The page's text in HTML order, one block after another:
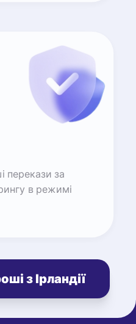
перекази за
в режимі
з Ірландії